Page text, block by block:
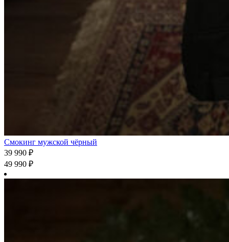
Смокинг мужской чёрный
39 990 ₽
49 990 ₽